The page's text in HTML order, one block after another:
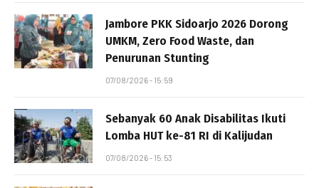
Jambore PKK Sidoarjo 2026 Dorong
UMKM, Zero Food Waste, dan
Penurunan Stunting
07/08/2026 - 15:59
Sebanyak 60 Anak Disabilitas Ikuti
Lomba HUT ke-81 RI di Kalijudan
07/08/2026 - 15:53